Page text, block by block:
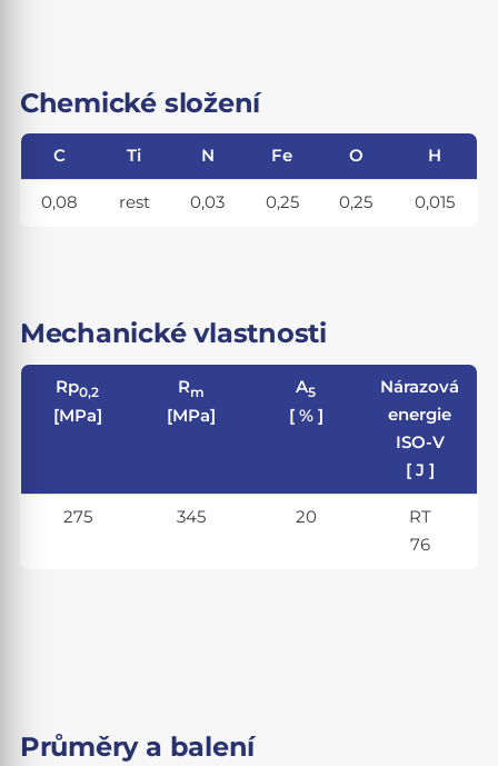
Chemické složení
C Ti N Fe O H
0,08 rest 0,03 0,25 0,25 0,015
Mechanické vlastnosti
Rp0,2
[MPa]
Rm
[MPa]
A5
[ % ]
Nárazová
energie
ISO-V
[ J ]
275 345 20
RT
76
Průměry a balení